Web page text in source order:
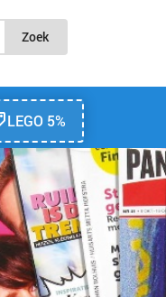
Zoek
LEGO 5%